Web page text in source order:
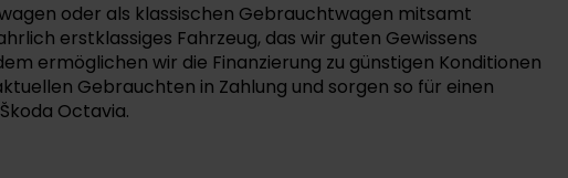
oder als klassischen Gebrauchtwagen mitsamt
erstklassiges Fahrzeug, das wir guten Gewissens
ermöglichen wir die Finanzierung zu günstigen Konditionen
Gebrauchten in Zahlung und sorgen so für einen
Octavia.